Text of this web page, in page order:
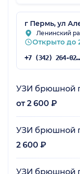
ставится на
и экономит
г Пермь, ул
Ленинский
Открыто до
+7 (342) 264-02-90
УЗИ брюшной
от 2 600 ₽
УЗИ брюшной
2 600 ₽
УЗИ брюшной